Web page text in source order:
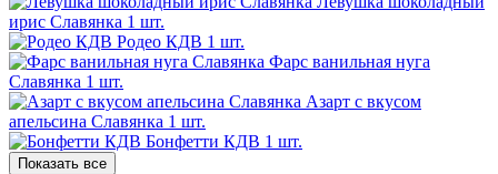
ирис Славянка 1 шт.
Родео КДВ 1 шт.
Фарс ванильная нуга
Славянка 1 шт.
Азарт с вкусом
апельсина Славянка 1 шт.
Бонфетти КДВ 1 шт.
Показать все